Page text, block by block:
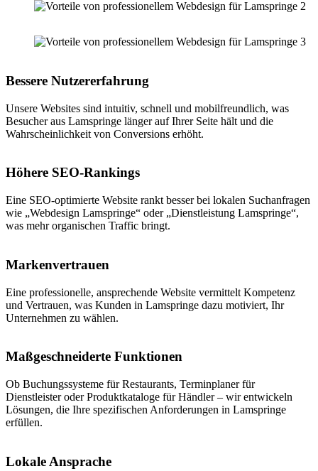
Bessere Nutzererfahrung
Unsere Websites sind intuitiv, schnell und mobilfreundlich, was
Besucher aus Lamspringe länger auf Ihrer Seite hält und die
Wahrscheinlichkeit von Conversions erhöht.
Höhere SEO-Rankings
Eine SEO-optimierte Website rankt besser bei lokalen Suchanfragen
wie „Webdesign Lamspringe“ oder „Dienstleistung Lamspringe“,
was mehr organischen Traffic bringt.
Markenvertrauen
Eine professionelle, ansprechende Website vermittelt Kompetenz
und Vertrauen, was Kunden in Lamspringe dazu motiviert, Ihr
Unternehmen zu wählen.
Maßgeschneiderte Funktionen
Ob Buchungssysteme für Restaurants, Terminplaner für
Dienstleister oder Produktkataloge für Händler – wir entwickeln
Lösungen, die Ihre spezifischen Anforderungen in Lamspringe
erfüllen.
Lokale Ansprache